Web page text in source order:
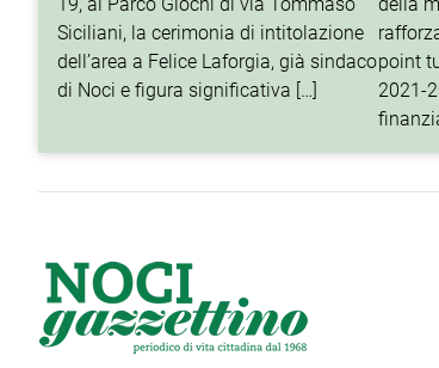
Siciliani, la cerimonia di intitolazione
dell’area a Felice Laforgia, già sindaco
di Noci e figura significativa […]
point
2021-